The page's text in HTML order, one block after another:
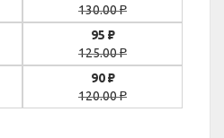
130.00₽
95 ₽
125.00₽
90₽
120.00₽